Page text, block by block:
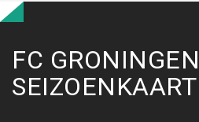
FC GRONINGEN
SEIZOENKAART